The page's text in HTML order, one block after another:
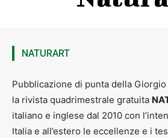
NATURART
Pubblicazione di punta della
la rivista quadrimestrale gratuita
italiano e inglese dal 2010 con
Italia e all’estero le eccellenze e i